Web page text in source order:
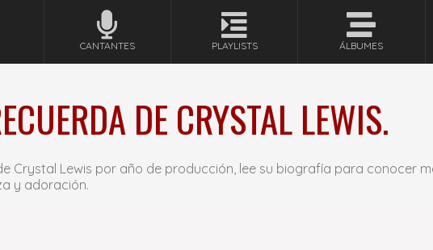
CANTANTES PLAYLISTS ÁLBUMES
DE CRYSTAL LEWIS.
Crystal Lewis por año de producción, lee su biografía para conocer
y adoración.